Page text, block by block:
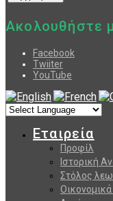
Ακολουθήστε
Facebook
Twiiter
YouTube
Εταιρεία
Προφίλ
Ιστορική
Στόλος
Οικονομικά